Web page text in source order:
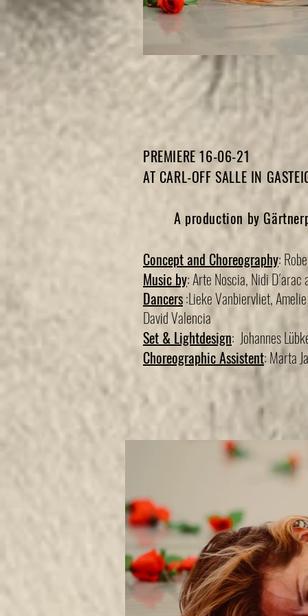
PREMIERE 16-06-21
AT CARL-OFF SALLE IN
A production by
Concept and Choreography:
Music by: Arte Noscia, Nidi
Dancers:Lieke Vanbiervliet,
David Valencia
Set & Lightdesign: Johannes
Choreographic Assistent: Marta